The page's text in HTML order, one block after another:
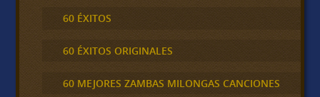
60 ÉXITOS
60 ÉXITOS ORIGINALES
60 MEJORES ZAMBAS MILONGAS CANCIONES